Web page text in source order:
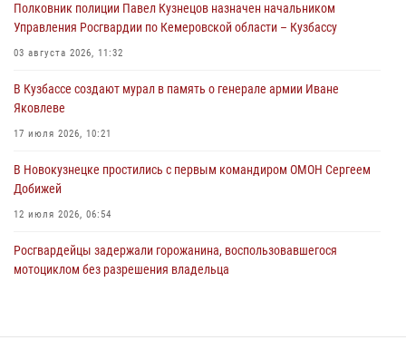
Росгвардейцы задержали мужчину, повредившего имущество
горожанки
06 августа 2026, 08:17
Росгвардейцы пресекли противоправные действия и защитили
новокузнечанку от агрессивного знакомого
06 августа 2026, 07:16
Полковник полиции Павел Кузнецов назначен начальником
Управления Росгвардии по Кемеровской области – Кузбассу
03 августа 2026, 11:32
В Кузбассе создают мурал в память о генерале армии Иване
Яковлеве
17 июля 2026, 10:21
В Новокузнецке простились с первым командиром ОМОН Сергеем
Добижей
12 июля 2026, 06:54
Росгвардейцы задержали горожанина, воспользовавшегося
мотоциклом без разрешения владельца